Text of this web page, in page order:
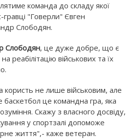
команда до складу якої
гравці "Говерли" Євген
Слободян.
Слободян, це дуже добре, що є
реабілітацію військових та їх
користь не лише військовим, але
баскетбол це командна гра, яка
Скажу з власного досвіду,
у спортзалі допоможе
життя",- каже ветеран.